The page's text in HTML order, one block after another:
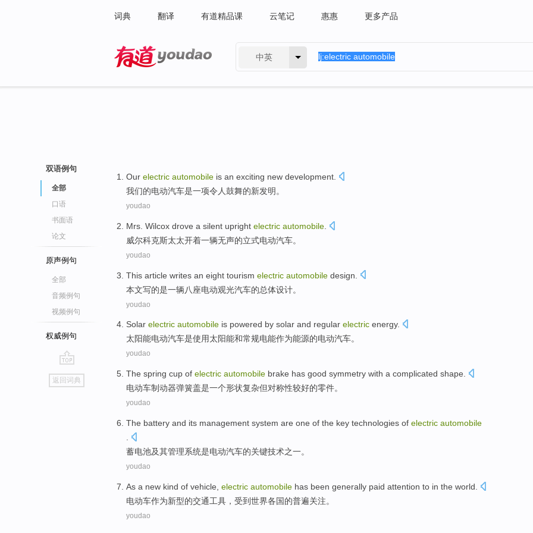
词典 翻译 有道精品课 云笔记 惠惠 更多产品
中英
双语例句
全部
口语
书面语
论文
原声例句
全部
音频例句
视频例句
权威例句
go
top
返回词典
Our electric automobile is an exciting new development
我们的电动汽车是一项令人鼓舞的新发明 。
youdao
Mrs. Wilcox drove a silent upright electric automobile
威尔科克斯太太开着一辆无声的立式电动汽车。
youdao
This article writes an eight tourism electric automobile design
本文写的是一辆八座电动观光汽车的总体设计。
youdao
Solar electric automobile is powered by solar and regular electric energy.
太阳能电动汽车是使用太阳能和常规电能作为能源的电动汽车。
youdao
The spring cup of electric automobile brake has good symmetry with a complicated shape
电动车制动器弹簧盖是一个形状复杂但对称性较好的零件。
youdao
The battery and its management system are one of the key technologies of electric automobile
蓄电池及其管理系统是电动汽车的关键技术之一。
youdao
As a new kind of vehicle electric automobile has been generally paid attention to in the world
电动车作为新型的交通工具 ， 受到世界各国的普遍关注。
youdao